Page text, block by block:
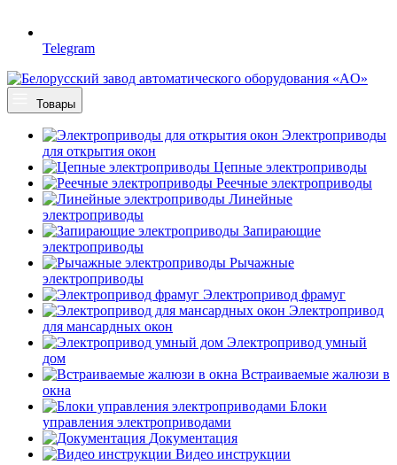
Telegram
Товары
Электроприводы
для открытия окон
Цепные электроприводы
Реечные электроприводы
Линейные
электроприводы
Запирающие
электроприводы
Рычажные
электроприводы
Электропривод фрамуг
Электропривод
для мансардных окон
Электропривод умный
дом
Встраиваемые жалюзи в
окна
Блоки
управления электроприводами
Документация
Видео инструкции